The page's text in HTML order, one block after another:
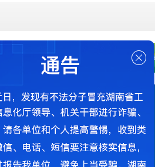
业和信息化厅 政府网站标识码：
心区新韶路467号 邮编：410004
号-4 技术支持：湖南省政务服务和大
数据中心